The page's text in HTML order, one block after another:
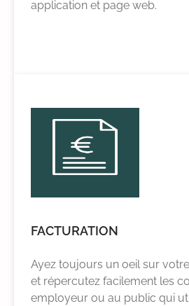
application et page web.
FACTURATION
Ayez toujours un oeil sur
et répercutez facilement les
employeur ou au public qui